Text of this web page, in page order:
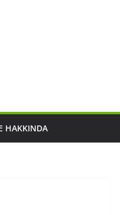
HAKKINDA